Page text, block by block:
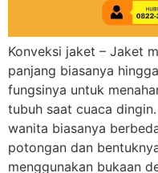
Konveksi jaket – Jaket
panjang biasanya
fungsinya untuk
tubuh saat cuaca
wanita biasanya
potongan dan
menggunakan bukaan